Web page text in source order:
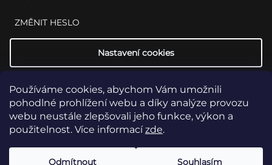
Používáme cookies, abychom Vám umožnili
pohodlné prohlížení webu a díky analýze provozu
webu neustále zlepšovali jeho funkce, výkon a
použitelnost. Více informacízde.
Odmítnout Souhlasím
ZMĚNIT HESLO
Nastavení cookies
Copyright 2026INSET: Med & Lab Všechna práva vyhrazena.